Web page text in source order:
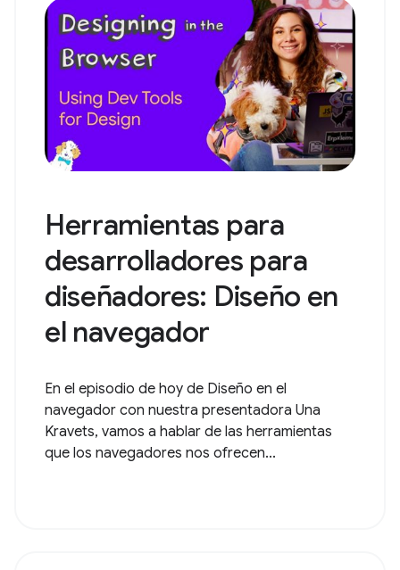
Herramientas para
desarrolladores para
diseñadores: Diseño en
el navegador
En el episodio de hoy de Diseño en el
navegador con nuestra presentadora Una
Kravets, vamos a hablar de las herramientas
que los navegadores nos ofrecen...